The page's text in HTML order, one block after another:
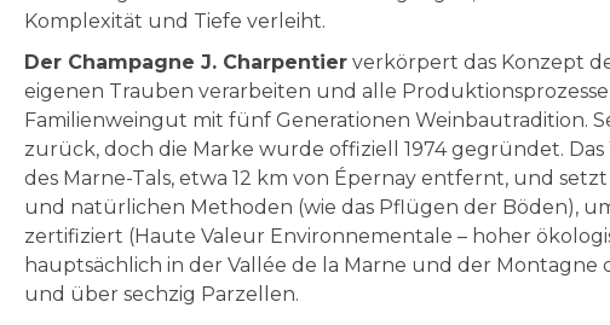
Komplexität und Tiefe verleiht.
Der Champagne J. Charpentier verkörpert das Konzept
eigenen Trauben verarbeiten und alle
Familienweingut mit fünf Generationen Weinbautradition.
zurück, doch die Marke wurde offiziell 1974 gegründet.
des Marne-Tals, etwa 12 km von Épernay entfernt, und
und natürlichen Methoden (wie das Pflügen der Böden),
zertifiziert (Haute Valeur Environnementale – hoher
hauptsächlich in der Vallée de la Marne und der
und über sechzig Parzellen.